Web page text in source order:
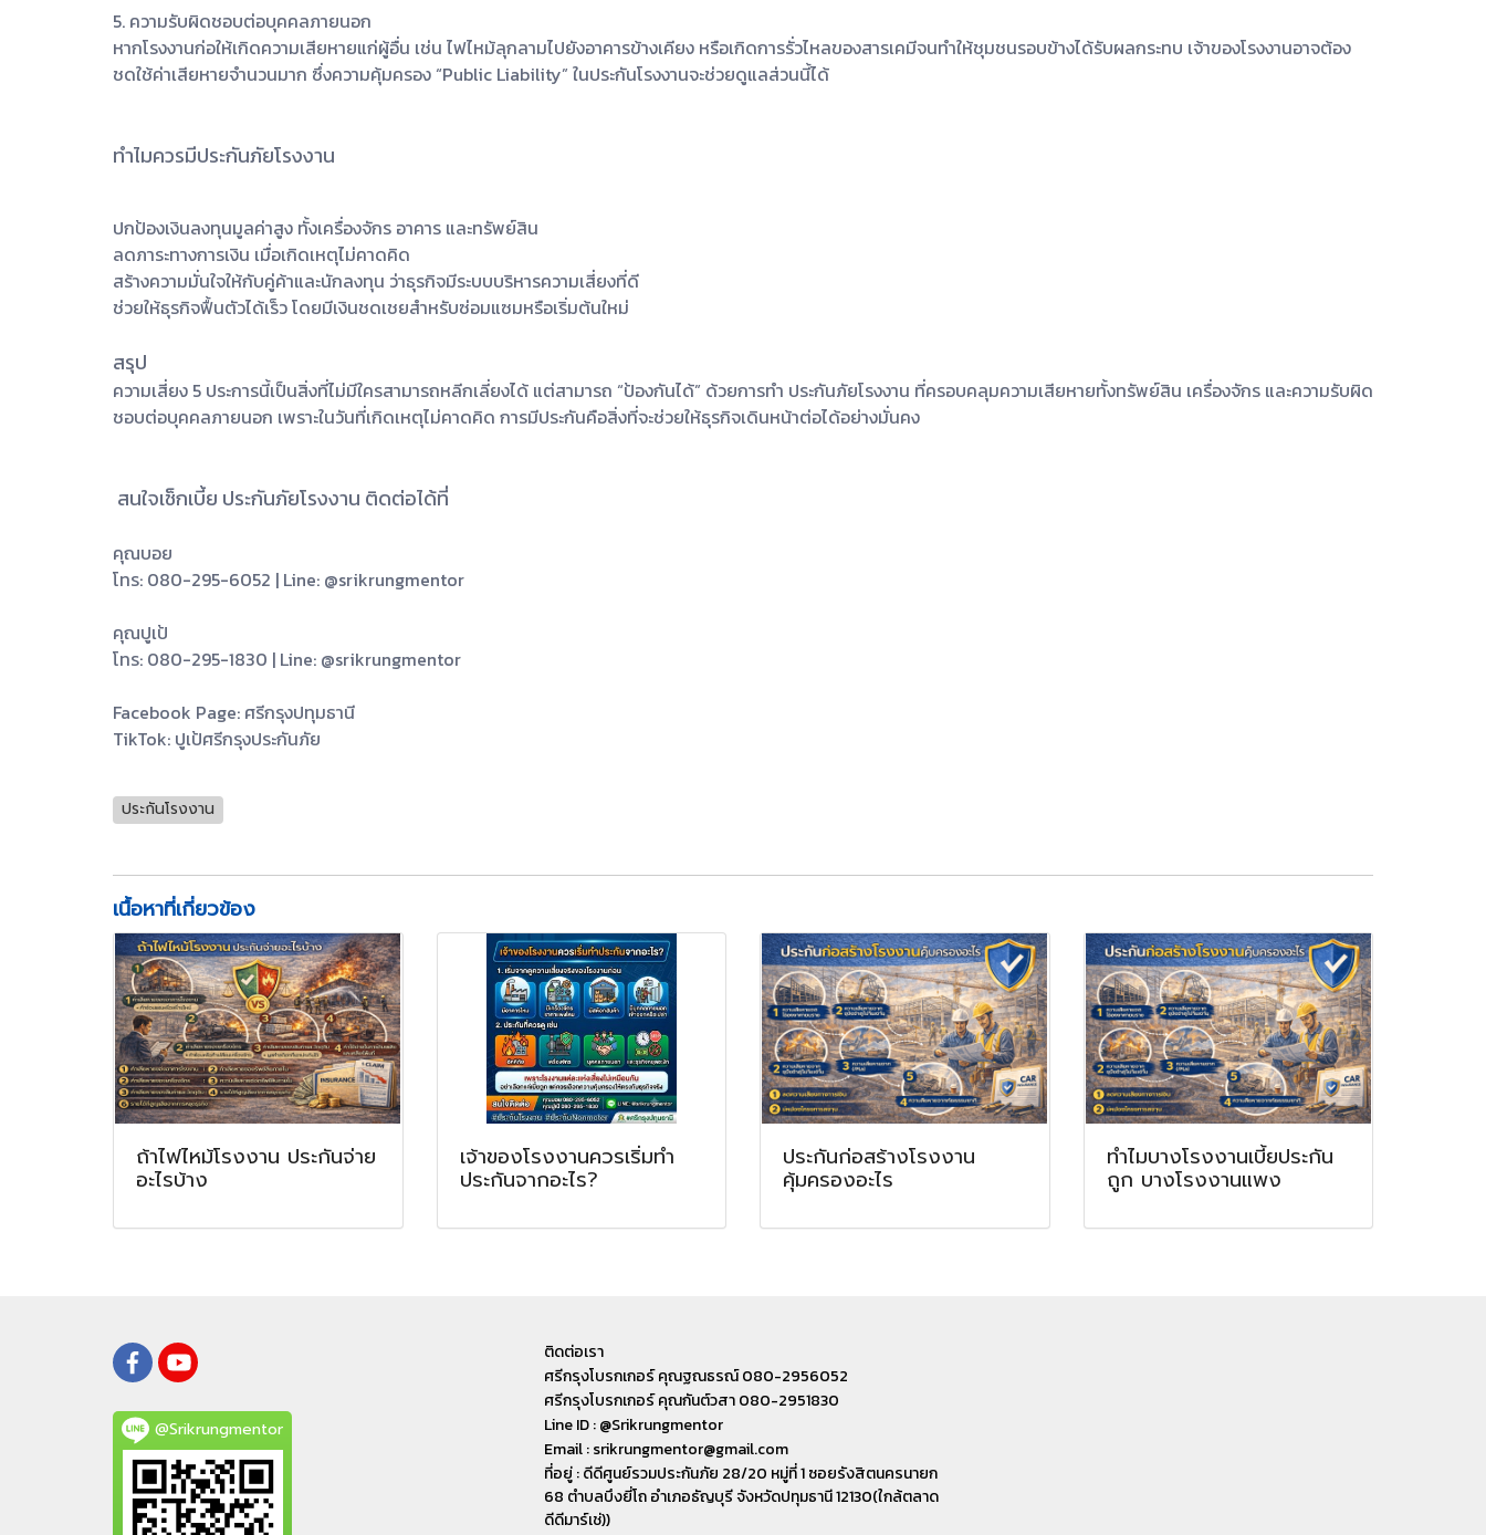
5. ความรับผิดชอบต่อบุคคลภายนอก
หากโรงงานก่อให้เกิดความเสียหายแก่ผู้อื่น เช่น ไฟไหม้ลุกลามไปยังอาคารข้างเคียง หรือเกิดการรั่วไหลของสารเคมีจนทำให้ชุมชนรอบข้างได้รับผลกระทบ เจ้าของโรงงานอาจต้อง
ชดใช้ค่าเสียหายจำนวนมาก ซึ่งความคุ้มครอง “Public Liability” ในประกันโรงงานจะช่วยดูแลส่วนนี้ได้
ทำไมควรมีประกันภัยโรงงาน
ปกป้องเงินลงทุนมูลค่าสูง ทั้งเครื่องจักร อาคาร และทรัพย์สิน
ลดภาระทางการเงิน เมื่อเกิดเหตุไม่คาดคิด
สร้างความมั่นใจให้กับคู่ค้าและนักลงทุน ว่าธุรกิจมีระบบบริหารความเสี่ยงที่ดี
ช่วยให้ธุรกิจฟื้นตัวได้เร็ว โดยมีเงินชดเชยสำหรับซ่อมแซมหรือเริ่มต้นใหม่
สรุป
ความเสี่ยง 5 ประการนี้เป็นสิ่งที่ไม่มีใครสามารถหลีกเลี่ยงได้ แต่สามารถ “ป้องกันได้” ด้วยการทำ ประกันภัยโรงงาน ที่ครอบคลุมความเสียหายทั้งทรัพย์สิน เครื่องจักร และความรับผิด
ชอบต่อบุคคลภายนอก เพราะในวันที่เกิดเหตุไม่คาดคิด การมีประกันคือสิ่งที่จะช่วยให้ธุรกิจเดินหน้าต่อได้อย่างมั่นคง
สนใจเช็กเบี้ย ประกันภัยโรงงาน ติดต่อได้ที่
คุณบอย
โทร: 080-295-6052 | Line: @srikrungmentor
คุณปูเป้
โทร: 080-295-1830 | Line: @srikrungmentor
Facebook Page: ศรีกรุงปทุมธานี
TikTok: ปูเป้ศรีกรุงประกันภัย
ประกันโรงงาน
เนื้อหาที่เกี่ยวข้อง
ถ้าไฟไหม้โรงงาน ประกันจ่าย
อะไรบ้าง
เจ้าของโรงงานควรเริ่มทำ
ประกันจากอะไร?
ประกันก่อสร้างโรงงาน
คุ้มครองอะไร
ทำไมบางโรงงานเบี้ยประกัน
ถูก บางโรงงานแพง
@Srikrungmentor
ติดต่อเรา
ศรีกรุงโบรกเกอร์ คุณฐณธรณ์ 080-2956052
ศรีกรุงโบรกเกอร์ คุณกันต์วสา 080-2951830
Line ID : @Srikrungmentor
Email : srikrungmentor@gmail.com
ที่อยู่ : ดีดีศูนย์รวมประกันภัย 28/20 หมู่ที่ 1 ซอยรังสิตนครนายก
68 ตำบลบึงยี่โถ อำเภอ​ธัญบุรี​ จังหวัดปทุมธานี​ 12130(ใกล้ตลาด
ดีดีมาร์เช่))